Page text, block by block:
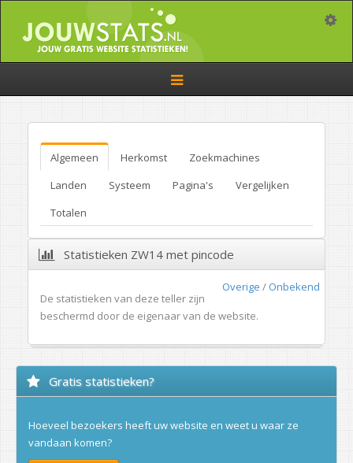
Toggle
navigation
Algemeen Herkomst
Zoekmachines
Landen
Systeem Pagina's
Vergelijken
Totalen
Statistieken ZW14 met pincode
Overige / Onbekend
De statistieken van deze teller zijn
beschermd door de eigenaar van de website.
Gratis statistieken?
Hoeveel bezoekers heeft uw website en weet u waar ze
vandaan komen?